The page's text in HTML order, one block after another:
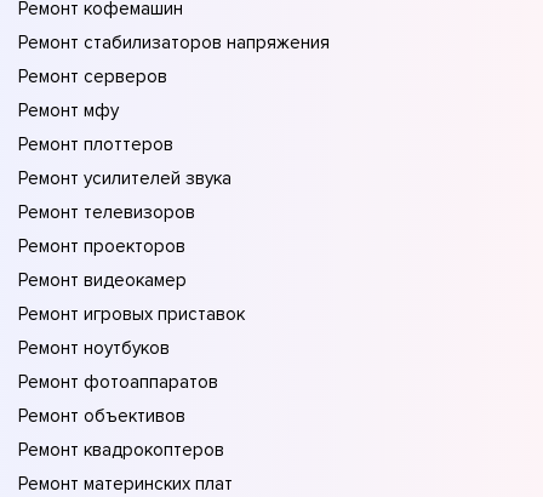
Ремонт кофемашин
Ремонт стабилизаторов напряжения
Ремонт серверов
Ремонт мфу
Ремонт плоттеров
Ремонт усилителей звука
Ремонт телевизоров
Ремонт проекторов
Ремонт видеокамер
Ремонт игровых приставок
Ремонт ноутбуков
Ремонт фотоаппаратов
Ремонт объективов
Ремонт квадрокоптеров
Ремонт материнских плат